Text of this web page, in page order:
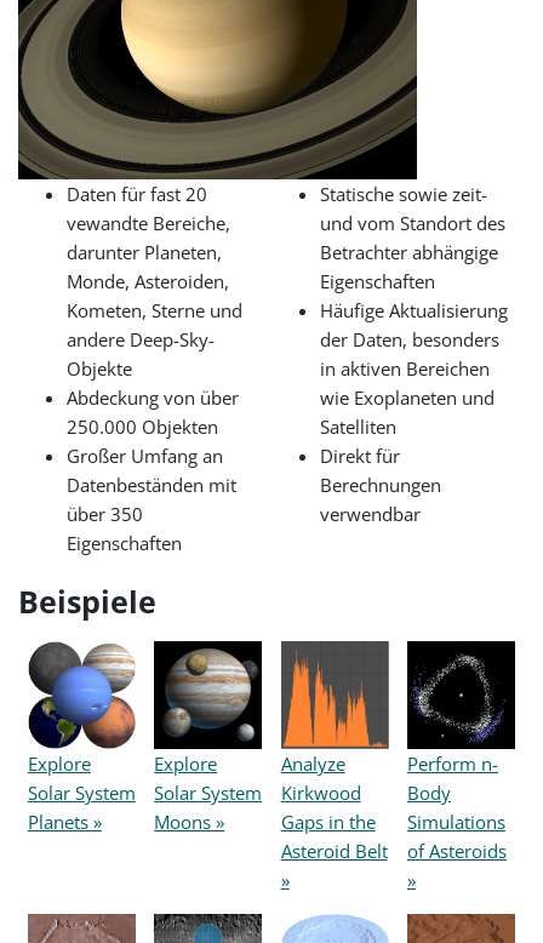
Daten für fast 20
vewandte Bereiche,
darunter Planeten,
Monde, Asteroiden,
Kometen, Sterne und
andere Deep-Sky-
Objekte
Abdeckung von über
250.000 Objekten
Großer Umfang an
Datenbeständen mit
über 350
Eigenschaften
Statische sowie zeit-
und vom Standort des
Betrachter abhängige
Eigenschaften
Häufige Aktualisierung
der Daten, besonders
in aktiven Bereichen
wie Exoplaneten und
Satelliten
Direkt für
Berechnungen
verwendbar
Beispiele
Explore
Solar System
Planets »
Explore
Solar System
Moons »
Analyze
Kirkwood
Gaps in the
Asteroid Belt
»
Perform n-
Body
Simulations
of Asteroids
»